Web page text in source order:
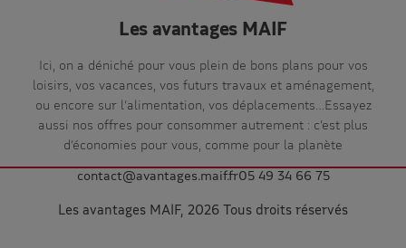
Les avantages MAIF
Ici, on a déniché pour vous plein de bons plans pour vos
loisirs, vos vacances, vos futurs travaux et aménagement,
ou encore sur l’alimentation, vos déplacements…Essayez
aussi nos offres pour consommer autrement : c’est plus
d’économies pour vous, comme pour la planète
contact@avantages.maif.fr05 49 34 66 75
Les avantages MAIF, 2026 Tous droits réservés